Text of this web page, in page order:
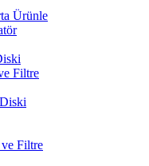
Ürünle
Filtre
Filtre